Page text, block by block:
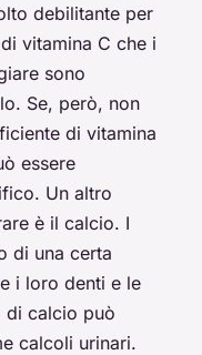
debilitante per
vitamina C che i
sono
Se, però, non
di vitamina
essere
Un altro
è il calcio. I
di una certa
i loro denti e le
di calcio può
calcoli urinari.